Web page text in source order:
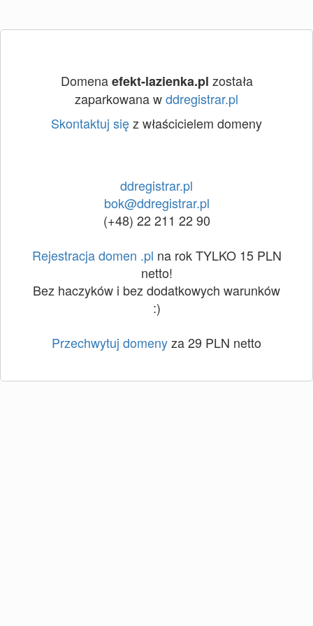
Domenaefekt-lazienka.pl została
zaparkowana wddregistrar.pl
Skontaktuj sięz właścicielem domeny
ddregistrar.pl
bok@ddregistrar.pl
(+48) 22 211 22 90
Rejestracja domen .pl na rok TYLKO 15 PLN
netto!
Bez haczyków i bez dodatkowych warunków
:)
Przechwytuj domenyza 29 PLN netto